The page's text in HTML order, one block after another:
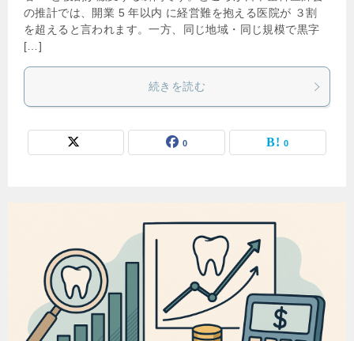
の推計では、開業 5 年以内 に経営難を抱える医院が ３割
を超えると言われます。一方、同じ地域・同じ規模で黒字
[…]
続きを読む
0 0